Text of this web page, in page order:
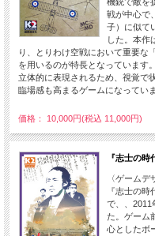
戦が中心で
子）に似て
した。本作
り、とりわけ空戦において重要な
を用いるのが特長となっています
立体的に表現されるため、視覚で
臨場感も高まるゲームになっていま
価格： 10,000円(税込 11,000円)
『志士の時
〈ゲームデ
『志士の
で、、2011
た。ゲーム
心としたボ